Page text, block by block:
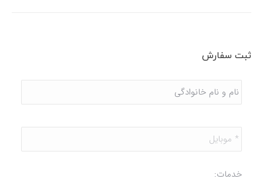
ثبت سفارش
نام
و
*
موبایل *
خدمات: